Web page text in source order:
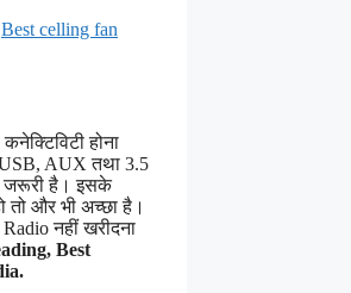
Best celling fan
होना
AUX तथा 3.5
जरूरी है। इसके
तो और भी अच्छा है।
नहीं खरीदना
Best